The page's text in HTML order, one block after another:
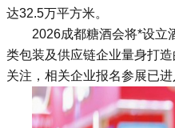
达32.5万平方米。
2026成都糖酒会将*设立
类包装及供应链企业量身打
关注，相关企业报名参展已进